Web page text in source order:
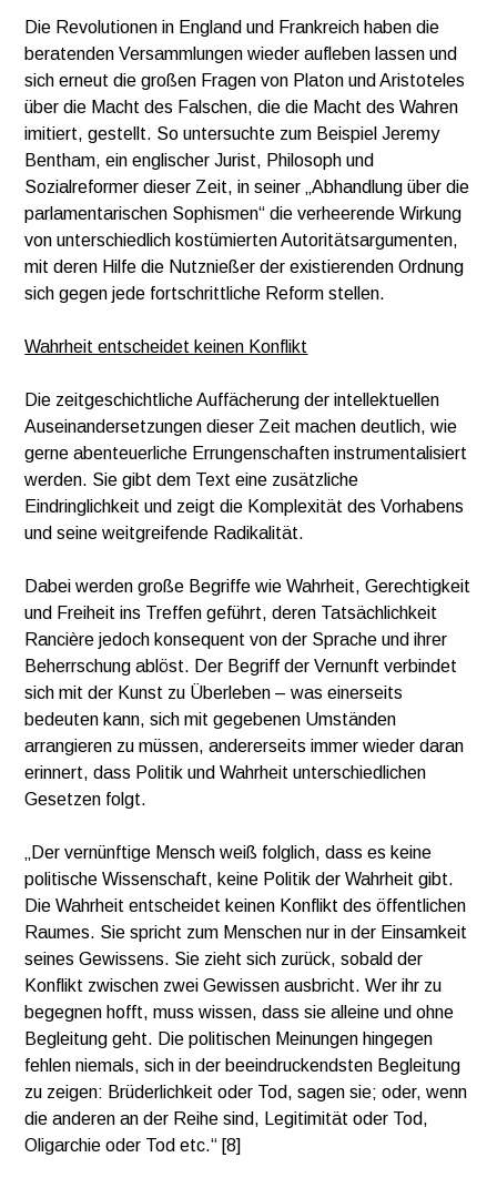
Die Revolutionen in England und Frankreich haben die
beratenden Versammlungen wieder aufleben lassen und
sich erneut die großen Fragen von Platon und Aristoteles
über die Macht des Falschen, die die Macht des Wahren
imitiert, gestellt. So untersuchte zum Beispiel Jeremy
Bentham, ein englischer Jurist, Philosoph und
Sozialreformer dieser Zeit, in seiner „Abhandlung über die
parlamentarischen Sophismen“ die verheerende Wirkung
von unterschiedlich kostümierten Autoritätsargumenten,
mit deren Hilfe die Nutznießer der existierenden Ordnung
sich gegen jede fortschrittliche Reform stellen.
Wahrheit entscheidet keinen Konflikt
Die zeitgeschichtliche Auffächerung der intellektuellen
Auseinandersetzungen dieser Zeit machen deutlich, wie
gerne abenteuerliche Errungenschaften instrumentalisiert
werden. Sie gibt dem Text eine zusätzliche
Eindringlichkeit und zeigt die Komplexität des Vorhabens
und seine weitgreifende Radikalität.
Dabei werden große Begriffe wie Wahrheit, Gerechtigkeit
und Freiheit ins Treffen geführt, deren Tatsächlichkeit
Rancière jedoch konsequent von der Sprache und ihrer
Beherrschung ablöst. Der Begriff der Vernunft verbindet
sich mit der Kunst zu Überleben – was einerseits
bedeuten kann, sich mit gegebenen Umständen
arrangieren zu müssen, andererseits immer wieder daran
erinnert, dass Politik und Wahrheit unterschiedlichen
Gesetzen folgt.
„Der vernünftige Mensch weiß folglich, dass es keine
politische Wissenschaft, keine Politik der Wahrheit gibt.
Die Wahrheit entscheidet keinen Konflikt des öffentlichen
Raumes. Sie spricht zum Menschen nur in der Einsamkeit
seines Gewissens. Sie zieht sich zurück, sobald der
Konflikt zwischen zwei Gewissen ausbricht. Wer ihr zu
begegnen hofft, muss wissen, dass sie alleine und ohne
Begleitung geht. Die politischen Meinungen hingegen
fehlen niemals, sich in der beeindruckendsten Begleitung
zu zeigen: Brüderlichkeit oder Tod, sagen sie; oder, wenn
die anderen an der Reihe sind, Legitimität oder Tod,
Oligarchie oder Tod etc.“ [8]